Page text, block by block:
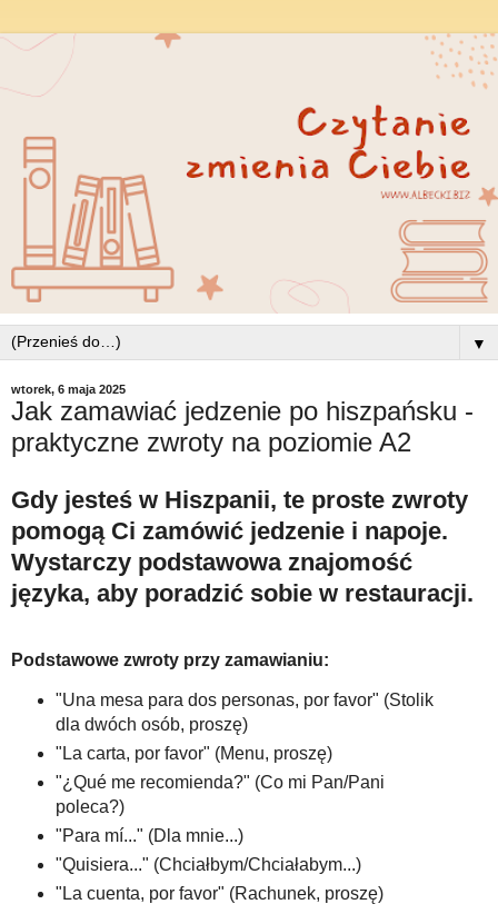
▼
wtorek, 6 maja 2025
Jak zamawiać jedzenie po hiszpańsku -
praktyczne zwroty na poziomie A2
Gdy jesteś w Hiszpanii, te proste zwroty
pomogą Ci zamówić jedzenie i napoje.
Wystarczy podstawowa znajomość
języka, aby poradzić sobie w restauracji.
Podstawowe zwroty przy zamawianiu:
"Una mesa para dos personas, por favor" (Stolik
dla dwóch osób, proszę)
"La carta, por favor" (Menu, proszę)
"¿Qué me recomienda?" (Co mi Pan/Pani
poleca?)
"Para mí..." (Dla mnie...)
"Quisiera..." (Chciałbym/Chciałabym...)
"La cuenta, por favor" (Rachunek, proszę)